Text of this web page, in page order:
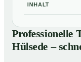
INHALT
01 Professionelle
schnell, sicher
Warum
Professionelle
Hülsede –